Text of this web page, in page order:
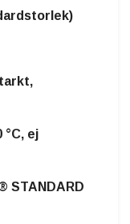
°C, ej
STANDARD